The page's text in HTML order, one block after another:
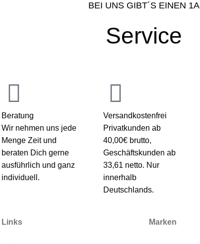
BEI UNS GIBT´S EINEN 1A
Service
Beratung
Wir nehmen uns jede
Menge Zeit und
beraten Dich gerne
ausführlich und ganz
individuell.
Versandkostenfrei
Privatkunden ab
40,00€ brutto,
Geschäftskunden ab
33,61 netto. Nur
innerhalb
Deutschlands.
Links Marken